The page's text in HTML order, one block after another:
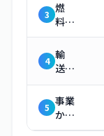
3 燃
料・
エネ
ルギ
ー関
連活
4 輸
送・
配送
（上
流）
5 事業
から
発生